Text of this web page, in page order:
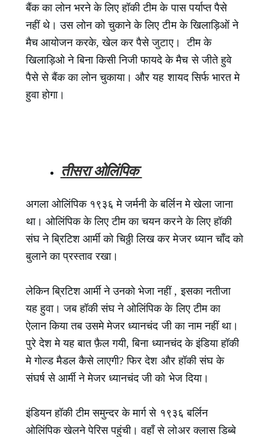
बैंक का लोन भरने के लिए हॉकी टीम के पास पर्याप्त पैसे
नहीं थे। उस लोन को चुकाने के लिए टीम के खिलाड़िओं ने
मैच आयोजन करके, खेल कर पैसे जुटाए। टीम के
खिलाड़िओ ने बिना किसी निजी फायदे के मैच से जीते हुवे
पैसे से बैंक का लोन चुकाया। और यह शायद सिर्फ भारत मे
हुवा होगा।
तीसरा ओलिंपिक
अगला ओलिंपिक १९३६ मे जर्मनी के बर्लिन मे खेला जाना
था। ओलिंपिक के लिए टीम का चयन करने के लिए हॉकी
संघ ने ब्रिटिश आर्मी को चिठ्ठी लिख कर मेजर ध्यान चाँद को
बुलाने का प्रस्ताव रखा।
लेकिन ब्रिटिश आर्मी ने उनको भेजा नहीं , इसका नतीजा
यह हुवा। जब हॉकी संघ ने ओलिंपिक के लिए टीम का
ऐलान किया तब उसमे मेजर ध्यानचंद जी का नाम नहीं था।
पुरे देश मे यह बात फ़ैल गयी, बिना ध्यानचंद के इंडिया हॉकी
मे गोल्ड मैडल कैसे लाएगी? फिर देश और हॉकी संघ के
संघर्ष से आर्मी ने मेजर ध्यानचंद जी को भेज दिया।
इंडियन हॉकी टीम समुन्दर के मार्ग से १९३६ बर्लिन
ओलिंपिक खेलने पेरिस पहुंची। वहाँ से लोअर क्लास डिब्बे